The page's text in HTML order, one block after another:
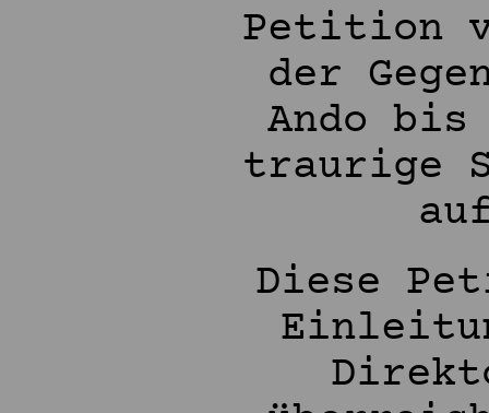
Petition
der
Ando
traurige
Diese